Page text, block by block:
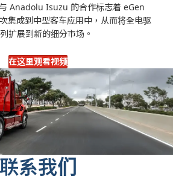
Anadolu Isuzu 的合作标志着 eGen
集成到中型客车应用中，从而将全电驱
扩展到新的细分市场。
在这里观看视频
联系我们